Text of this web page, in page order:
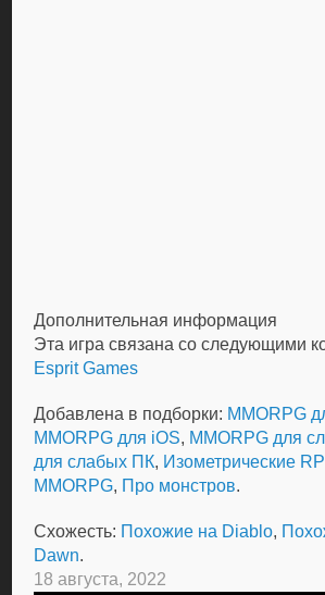
Дополнительная информация
Эта игра связана со следующими
Esprit Games
Добавлена в подборки: MMORPG
MMORPG для iOS, MMORPG для
для слабых ПК, Изометрические
MMORPG, Про монстров.
Схожесть: Похожие на Diablo,
Dawn.
18 августа, 2022